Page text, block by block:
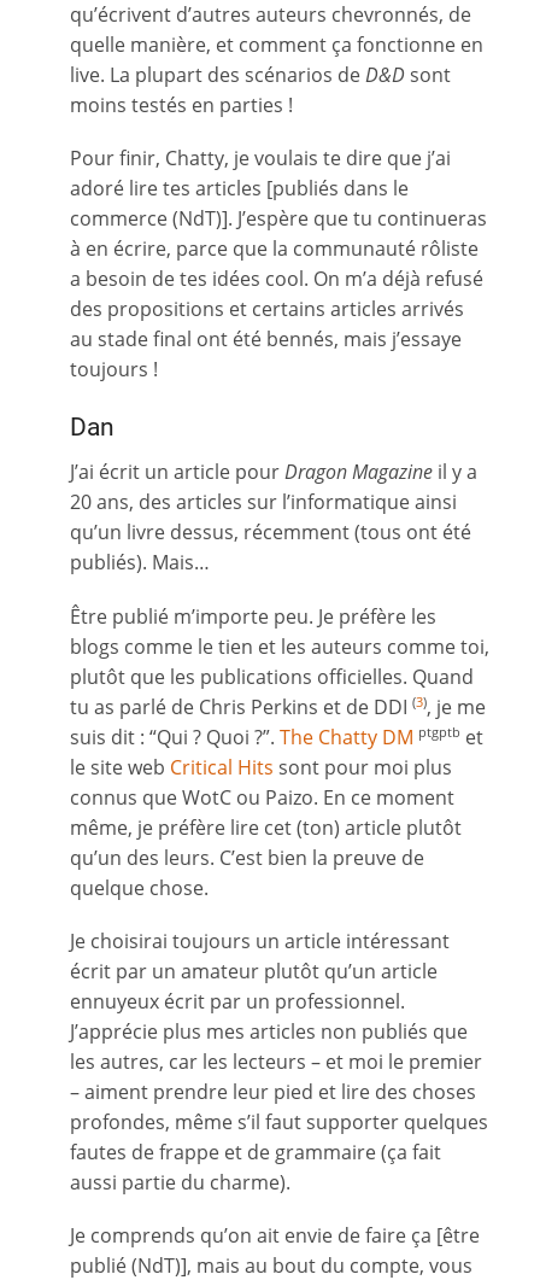
qu’écrivent d’autres auteurs chevronnés, de
quelle manière, et comment ça fonctionne en
live. La plupart des scénarios deD&Dsont
moins testés en parties !
Pour finir, Chatty, je voulais te dire que j’ai
adoré lire tes articles [publiés dans le
commerce (NdT)]. J’espère que tu continueras
à en écrire, parce que la communauté rôliste
a besoin de tes idées cool. On m’a déjà refusé
des propositions et certains articles arrivés
au stade final ont été bennés, mais j’essaye
toujours !
Dan
J’ai écrit un article pourDragon Magazine il y a
20 ans, des articles sur l’informatique ainsi
qu’un livre dessus, récemment (tous ont été
publiés). Mais…
Être publié m’importe peu. Je préfère les
blogs comme le tien et les auteurs comme toi,
plutôt que les publications officielles. Quand
tu as parlé de Chris Perkins et de DDI (3), je me
suis dit : “Qui ? Quoi ?”. The Chatty DM ptgptb et
le site web Critical Hits sont pour moi plus
connus que WotC ou Paizo. En ce moment
même, je préfère lire cet (ton) article plutôt
qu’un des leurs. C’est bien la preuve de
quelque chose.
Je choisirai toujours un article intéressant
écrit par un amateur plutôt qu’un article
ennuyeux écrit par un professionnel.
J’apprécie plus mes articles non publiés que
les autres, car les lecteurs – et moi le premier
– aiment prendre leur pied et lire des choses
profondes, même s’il faut supporter quelques
fautes de frappe et de grammaire (ça fait
aussi partie du charme).
Je comprends qu’on ait envie de faire ça [être
publié (NdT)], mais au bout du compte, vous